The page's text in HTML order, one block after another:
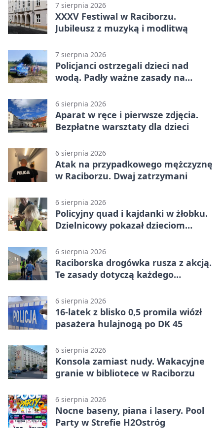
7 sierpnia 2026
XXXV Festiwal w Raciborzu.
Jubileusz z muzyką i modlitwą
7 sierpnia 2026
Policjanci ostrzegali dzieci nad
wodą. Padły ważne zasady na
6 sierpnia 2026
Aparat w ręce i pierwsze zdjęcia.
Bezpłatne warsztaty dla dzieci
6 sierpnia 2026
Atak na przypadkowego mężczyznę
w Raciborzu. Dwaj zatrzymani
6 sierpnia 2026
Policyjny quad i kajdanki w żłobku.
Dzielnicowy pokazał dzieciom
6 sierpnia 2026
Raciborska drogówka rusza z akcją.
Te zasady dotyczą każdego
6 sierpnia 2026
16-latek z blisko 0,5 promila wiózł
pasażera hulajnogą po DK 45
6 sierpnia 2026
Konsola zamiast nudy. Wakacyjne
granie w bibliotece w Raciborzu
6 sierpnia 2026
Nocne baseny, piana i lasery. Pool
Party w Strefie H2Ostróg